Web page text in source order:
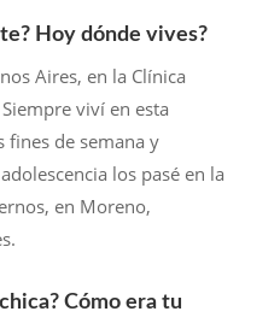
Hoy dónde vives?
Aires, en la Clínica
viví en esta
fines de semana y
los pasé en la
en Moreno,
Cómo era tu